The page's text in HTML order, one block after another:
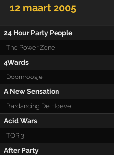
12 maart 2005
24 Hour Party People
The Power Zone
4Wards
Doornroosje
A New Sensation
Bardancing De Hoeve
Acid Wars
TOR 3
After Party